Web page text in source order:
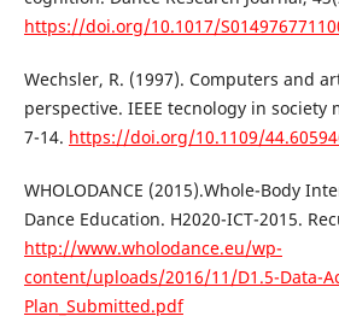
https://doi.org/10.1017/
Wechsler, R. (1997). Computers and
perspective. IEEE tecnology in society
7-14. https://doi.org/10.1109/
WHOLODANCE (2015).Whole-Body
Dance Education. H2020-ICT-2015.
http://www.wholodance.eu/wp-
content/uploads/2016/11/D1.5-Data-
Plan_Submitted.pdf